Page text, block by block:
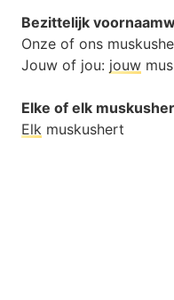
Bezittelijk
Onze of ons
Jouw of jou: jouw
Elke of elk
Elk muskushert